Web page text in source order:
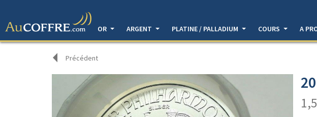
OR
ARGENT PLATINE / PALLADIUM COURS A
Précédent